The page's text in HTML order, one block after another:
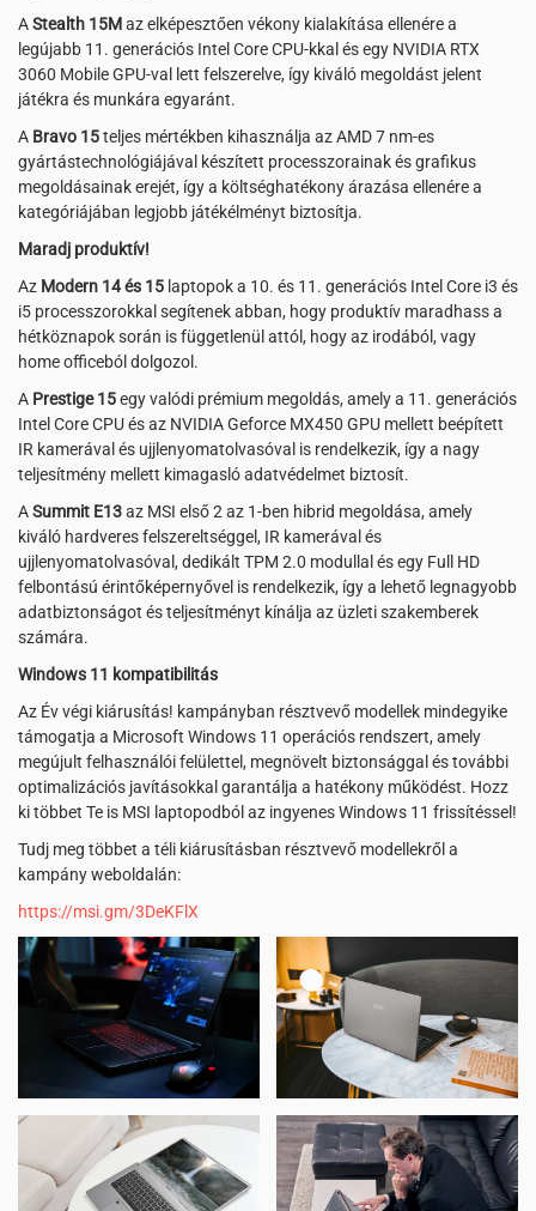
AStealth 15Maz elképesztően vékony kialakítása ellenére a
legújabb 11. generációs Intel Core CPU-kkal és egy NVIDIA RTX
3060 Mobile GPU-val lett felszerelve, így kiváló megoldást jelent
játékra és munkára egyaránt.
A Bravo 15teljes mértékben kihasználja az AMD 7 nm-es
gyártástechnológiájával készített processzorainak és grafikus
megoldásainak erejét, így a költséghatékony árazása ellenére a
kategóriájában legjobb játékélményt biztosítja.
Maradj produktív!
Az Modern 14 és 15 laptopok a 10. és 11. generációs Intel Core i3 és
i5 processzorokkal segítenek abban, hogy produktív maradhass a
hétköznapok során is függetlenül attól, hogy az irodából, vagy
home officeból dolgozol.
A Prestige 15egy valódi prémium megoldás, amely a 11. generációs
Intel Core CPU és az NVIDIA Geforce MX450 GPU mellett beépített
IR kamerával és ujjlenyomatolvasóval is rendelkezik, így a nagy
teljesítmény mellett kimagasló adatvédelmet biztosít.
ASummit E13az MSI első 2 az 1-ben hibrid megoldása, amely
kiváló hardveres felszereltséggel, IR kamerával és
ujjlenyomatolvasóval, dedikált TPM 2.0 modullal és egy Full HD
felbontású érintőképernyővel is rendelkezik, így a lehető legnagyobb
adatbiztonságot és teljesítményt kínálja az üzleti szakemberek
számára.
Windows 11 kompatibilitás
Az Év végi kiárusítás! kampányban résztvevő modellek mindegyike
támogatja a Microsoft Windows 11 operációs rendszert, amely
megújult felhasználói felülettel, megnövelt biztonsággal és további
optimalizációs javításokkal garantálja a hatékony működést. Hozz
ki többet Te is MSI laptopodból az ingyenes Windows 11 frissítéssel!
Tudj meg többet a téli kiárusításban résztvevő modellekről a
kampány weboldalán:
https://msi.gm/3DeKFlX